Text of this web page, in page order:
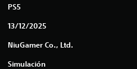
PS5
13/12/2025
NiuGamer Co., Ltd.
Simulación